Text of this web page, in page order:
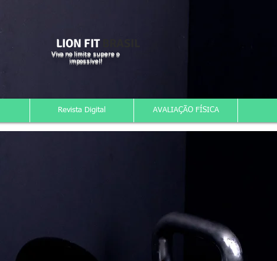
LION FIT
Viva no limite supere o
impossível!
Revista Digital AVALIAÇÃO FÍSICA